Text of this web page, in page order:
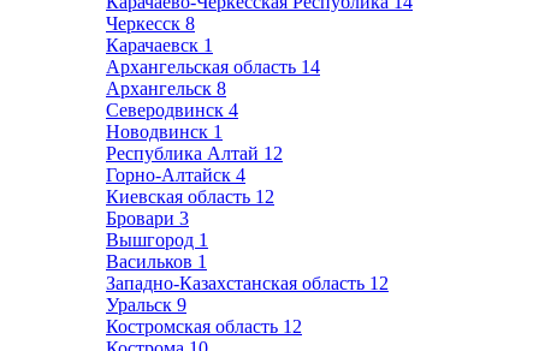
Черкесск 8
Карачаевск 1
Архангельская область 14
Архангельск 8
Северодвинск 4
Новодвинск 1
Республика Алтай 12
Горно-Алтайск 4
Киевская область 12
Бровари 3
Вышгород 1
Васильков 1
Западно-Казахстанская область 12
Уральск 9
Костромская область 12